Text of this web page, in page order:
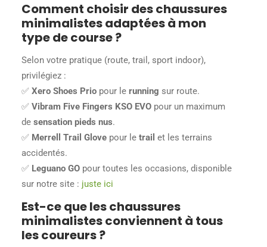
Comment choisir des chaussures
minimalistes adaptées à mon
type de course ?
Selon votre pratique (route, trail, sport indoor),
privilégiez :
✅Xero Shoes Prio pour lerunning sur route.
✅Vibram Five Fingers KSO EVO pour un maximum
desensation pieds nus.
✅ Merrell Trail Glove pour letrail et les terrains
accidentés.
✅ Leguano GO pour toutes les occasions, disponible
sur notre site : juste ici
Est-ce que les chaussures
minimalistes conviennent à tous
les coureurs ?